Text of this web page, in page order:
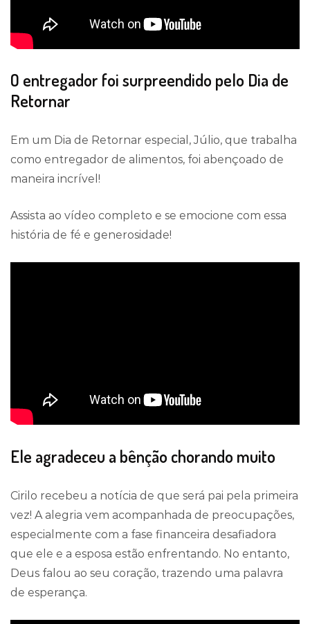
O entregador foi surpreendido pelo Dia de
Retornar
Em um Dia de Retornar especial, Júlio, que trabalha
como entregador de alimentos, foi abençoado de
maneira incrível!
Assista ao vídeo completo e se emocione com essa
história de fé e generosidade!
Ele agradeceu a bênção chorando muito
Cirilo recebeu a notícia de que será pai pela primeira
vez! A alegria vem acompanhada de preocupações,
especialmente com a fase financeira desafiadora
que ele e a esposa estão enfrentando. No entanto,
Deus falou ao seu coração, trazendo uma palavra
de esperança.